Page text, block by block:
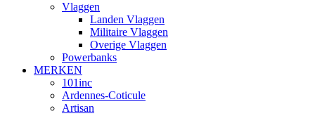
Vlaggen
Landen Vlaggen
Militaire Vlaggen
Overige Vlaggen
Powerbanks
MERKEN
101inc
Ardennes-Coticule
Artisan